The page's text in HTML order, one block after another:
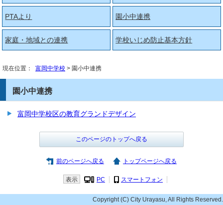
PTAより 園小中連携
家庭・地域との連携 学校いじめ防止基本方針
現在位置： 富岡中学校 > 園小中連携
園小中連携
富岡中学校区の教育グランドデザイン
このページのトップへ戻る
前のページへ戻る トップページへ戻る
表示 PC スマートフォン
Copyright (C) City Urayasu, All Rights Reserved.